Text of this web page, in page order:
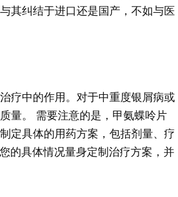
其纠结于进口还是国产，不如与医
疗中的作用。对于中重度银屑病或
量。 需要注意的是，甲氨蝶呤片
定具体的用药方案，包括剂量、疗
的具体情况量身定制治疗方案，并